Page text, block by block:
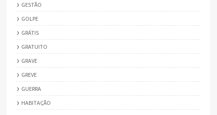
GESTÃO
GOLPE
GRÁTIS
GRATUITO
GRAVE
GREVE
GUERRA
HABITAÇÃO